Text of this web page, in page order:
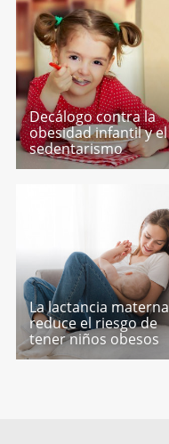
Decálogo contra la
obesidad infantil y el
sedentarismo
La lactancia materna
reduce el riesgo de
tener niños obesos